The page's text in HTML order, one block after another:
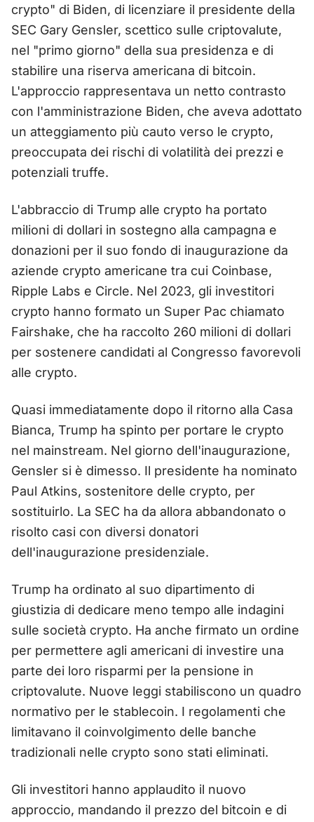
crypto" di Biden, di licenziare il presidente della
SEC Gary Gensler, scettico sulle criptovalute,
nel "primo giorno" della sua presidenza e di
stabilire una riserva americana di bitcoin.
L'approccio rappresentava un netto contrasto
con l'amministrazione Biden, che aveva adottato
un atteggiamento più cauto verso le crypto,
preoccupata dei rischi di volatilità dei prezzi e
potenziali truffe.
L'abbraccio di Trump alle crypto ha portato
milioni di dollari in sostegno alla campagna e
donazioni per il suo fondo di inaugurazione da
aziende crypto americane tra cui Coinbase,
Ripple Labs e Circle. Nel 2023, gli investitori
crypto hanno formato un Super Pac chiamato
Fairshake, che ha raccolto 260 milioni di dollari
per sostenere candidati al Congresso favorevoli
alle crypto.
Quasi immediatamente dopo il ritorno alla Casa
Bianca, Trump ha spinto per portare le crypto
nel mainstream. Nel giorno dell'inaugurazione,
Gensler si è dimesso. Il presidente ha nominato
Paul Atkins, sostenitore delle crypto, per
sostituirlo. La SEC ha da allora abbandonato o
risolto casi con diversi donatori
dell'inaugurazione presidenziale.
Trump ha ordinato al suo dipartimento di
giustizia di dedicare meno tempo alle indagini
sulle società crypto. Ha anche firmato un ordine
per permettere agli americani di investire una
parte dei loro risparmi per la pensione in
criptovalute. Nuove leggi stabiliscono un quadro
normativo per le stablecoin. I regolamenti che
limitavano il coinvolgimento delle banche
tradizionali nelle crypto sono stati eliminati.
Gli investitori hanno applaudito il nuovo
approccio, mandando il prezzo del bitcoin e di